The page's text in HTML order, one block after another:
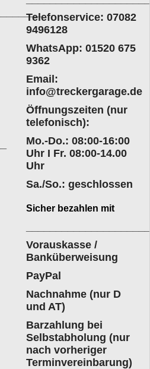
Telefonservice: 07082
9496128
WhatsApp: 01520 675
9362
Email:
info@treckergarage.de
Öffnungszeiten (nur
telefonisch):
Mo.-Do.: 08:00-16:00
Uhr I Fr. 08:00-14.00
Uhr
Sa./So.: geschlossen
Sicher bezahlen mit
Vorauskasse /
Banküberweisung
PayPal
Nachnahme (nur D
und AT)
Barzahlung bei
Selbstabholung (nur
nach vorheriger
Terminvereinbarung)